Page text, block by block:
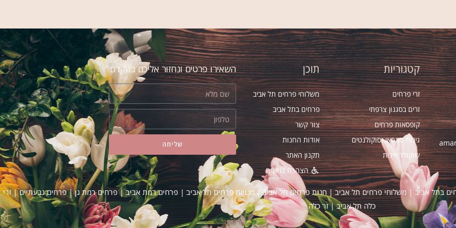
קטגוריות
זרי פרחים
זרים בסגנון צרפתי
קופסאות פרחים
גינות בונסאי וסוקולנטים
שוקולד ויינות
תוכן
משלוחי פרחים תל אביב
פרחים בתל אביב
צור קשר
אודות החנות
תקנון האתר
הצהרת נגישות
השאירו פרטים ונחזור אליכם בהקדם
שליחה
בתל אביב | משלוחי פרחים תל אביב|חנות פרחים תל אביב |חנויות פרחים תל אביב |פרחים רמת אביב|פרחים רמת גן|פרחים גבעתיים|זרי
כלה תל אביב|זר כלה